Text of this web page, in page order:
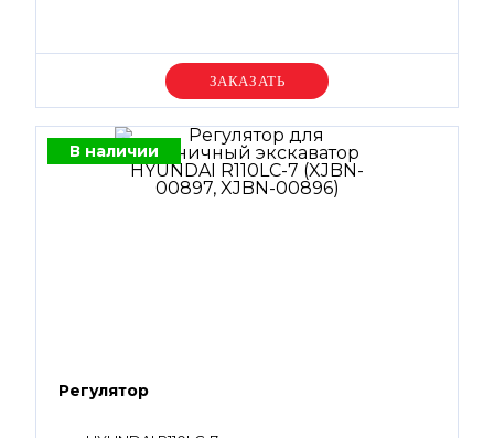
Уточняйте цену
В наличии
Регулятор